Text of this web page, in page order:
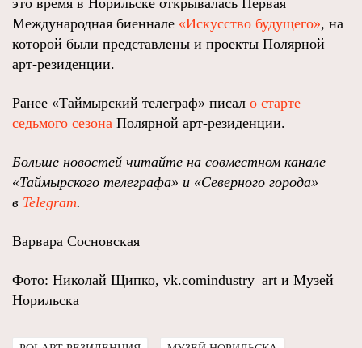
это время в Норильске открывалась Первая
Международная биеннале «Искусство будущего», на
которой были представлены и проекты Полярной
арт-резиденции.
Ранее «Таймырский телеграф» писал о старте
седьмого сезона Полярной арт-резиденции.
Больше новостей читайте на совместном канале
«Таймырского телеграфа» и «Северного города»
в Telegram.
Варвара Сосновская
Фото: Николай Щипко, vk.comindustry_art и Музей
Норильска